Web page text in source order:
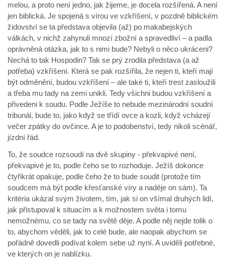
melou, a proto není jedno, jak žijeme, je docela rozšířená. A není
jen biblická. Je spojená s vírou ve vzkříšení, v pozdně biblickém
židovství se ta představa objevila (až) po makabejských
válkách, v nichž zahynuli mnozí zbožní a spravedliví – a padla
oprávněná otázka, jak to s nimi bude? Nebyli o něco ukráceni?
Nechá to tak Hospodin? Tak se prý zrodila představa (a až
potřeba) vzkříšení. Která se pak rozšířila, že nejen ti, kteří mají
být odměnění, budou vzkříšení – ale také ti, kteří trest zasloužili
a třeba mu tady na zemi unikli. Tedy všichni budou vzkříšení a
přivedeni k soudu. Podle Ježíše to nebude mezinárodní soudní
tribunál, bude to, jako když se třídí ovce a kozli, když vcházejí
večer zpátky do ovčince. A je to podobenství, tedy nikoli scénář,
jízdní řád.
To, že soudce rozsoudí na dvě skupiny - překvapivé není,
překvapivé je to, podle čeho se to rozhoduje. Ježíš dokonce
čtyřikrát opakuje, podle čeho že to bude soudit (protože tím
soudcem má být podle křesťanské víry a naděje on sám). Ta
kritéria ukázal svým životem, tím, jak si on všímal druhých lidí,
jak přistupoval k situacím a k možnostem světa i tomu
nemožnému, co se tady na světě děje. A podle něj nejde tolik o
to, abychom věděli, jak to celé bude, ale naopak abychom se
pořádně dovedli podívat kolem sebe už nyní. A uviděli potřebné,
ve kterých on je nablízku.